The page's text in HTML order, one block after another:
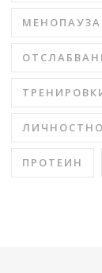
МЕНОПАУЗА
ПРОТЕИН